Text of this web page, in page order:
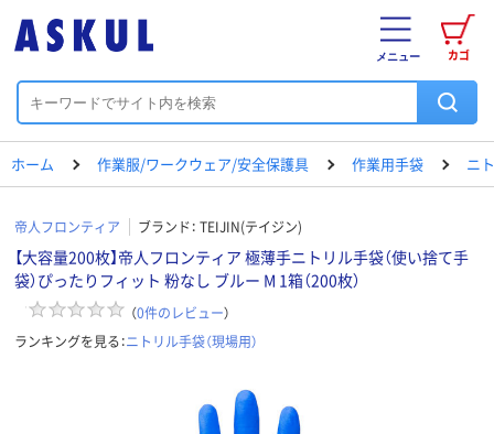
カゴ
メニュー
ホーム 作業服/ワークウェア/安全保護具 作業用手袋 ニ
帝人フロンティア ブランド： TEIJIN(テイジン)
【大容量200枚】帝人フロンティア 極薄手ニトリル手袋（使い捨て手
袋）ぴったりフィット 粉なし ブルー M 1箱（200枚）
（0件のレビュー）
ランキングを見る：ニトリル手袋（現場用）